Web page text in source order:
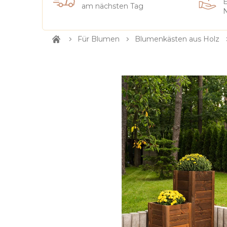
am nächsten Tag
Startseite
Für Blumen Blumenkästen aus Holz